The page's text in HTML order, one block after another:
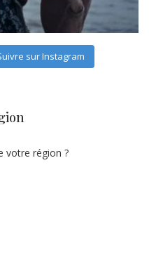
sur Instagram
votre région ?